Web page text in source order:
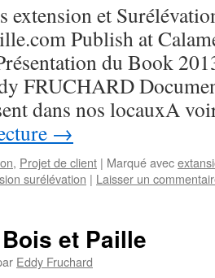
extension et
Publish at
du Book
FRUCHARD
dans nos locauxA
→
, Projet de client | Marqué avec
surélévation | Laisser un
et Paille
Eddy Fruchard